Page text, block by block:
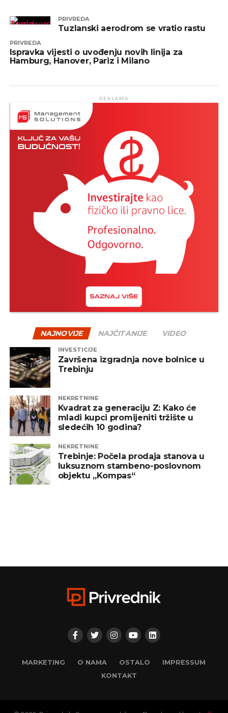
PRIVREDA
Tuzlanski aerodrom se vratio rastu
PRIVREDA
Ispravka vijesti o uvođenju novih linija za
Hamburg, Hanover, Pariz i Milano
REKLAMA
NAJNOVIJE NAJČITANIJE VIDEO
INVESTICIJE
Završena izgradnja nove bolnice u
Trebinju
NEKRETNINE
Kvadrat za generaciju Z: Kako će
mladi kupci promijeniti tržište u
sledećih 10 godina?
NEKRETNINE
Trebinje: Počela prodaja stanova u
luksuznom stambeno-poslovnom
objektu „Kompas“
MARKETING O NAMA OSTALO
IMPRESSUM
KONTAKT